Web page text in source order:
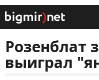
Розенблат
выиграл